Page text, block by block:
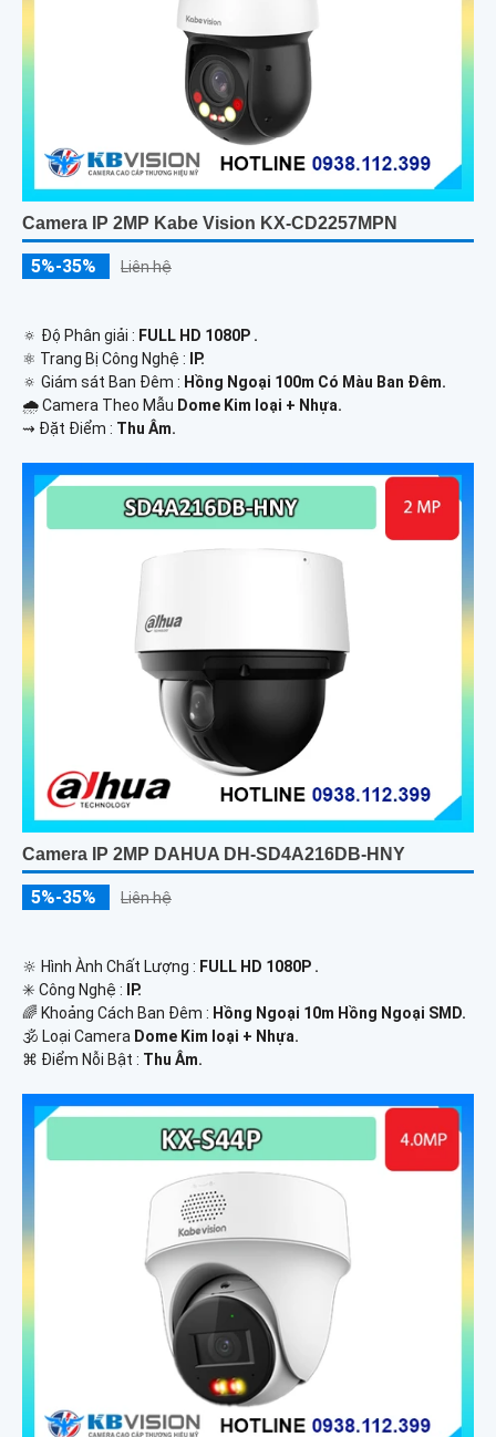
Camera IP 2MP Kabe Vision KX-CD2257MPN
5%-35% Liên hệ
🔅 Độ Phân giải : FULL HD 1080P .
⚛️ Trang Bị Công Nghệ :
IP.
🔅 Giám sát Ban Đêm : Hồng Ngoại 100m Có Màu Ban Ðêm.
🌧️ Camera Theo Mẫu Dome Kim loại + Nhựa.
️⇝ Đặt Điểm : Thu Âm.
Camera IP 2MP DAHUA DH-SD4A216DB-HNY
5%-35% Liên hệ
🔆 Hình Ành Chất Lượng : FULL HD 1080P .
✳️ Công Nghệ :
IP.
🌈 Khoảng Cách Ban Đêm : Hồng Ngoại 10m Hồng Ngoại SMD.
🕉️ Loại Camera Dome Kim loại + Nhựa.
️⌘ Điểm Nỗi Bật : Thu Âm.